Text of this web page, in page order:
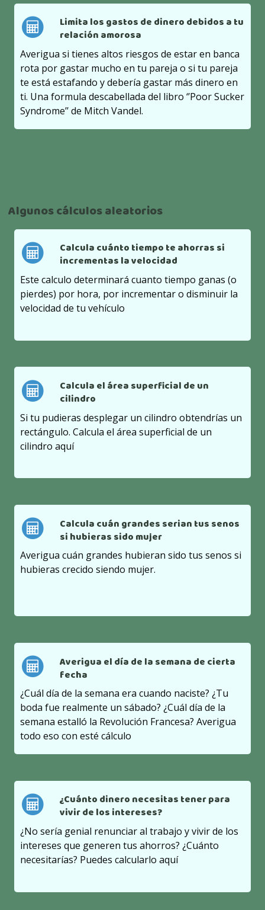
Limita los gastos de dinero debidos a tu
relación amorosa
Averigua si tienes altos riesgos de estar en banca
rota por gastar mucho en tu pareja o si tu pareja
te está estafando y debería gastar más dinero en
ti. Una formula descabellada del libro ‘’Poor Sucker
Syndrome’’ de Mitch Vandel.
Algunos cálculos aleatorios
Calcula cuánto tiempo te ahorras si
incrementas la velocidad
Este calculo determinará cuanto tiempo ganas (o
pierdes) por hora, por incrementar o disminuir la
velocidad de tu vehículo
Calcula el área superficial de un
cilindro
Si tu pudieras desplegar un cilindro obtendrías un
rectángulo. Calcula el área superficial de un
cilindro aquí
Calcula cuán grandes serian tus senos
si hubieras sido mujer
Averigua cuán grandes hubieran sido tus senos si
hubieras crecido siendo mujer.
Averigua el día de la semana de cierta
fecha
¿Cuál día de la semana era cuando naciste? ¿Tu
boda fue realmente un sábado? ¿Cuál día de la
semana estalló la Revolución Francesa? Averigua
todo eso con esté cálculo
¿Cuánto dinero necesitas tener para
vivir de los intereses?
¿No sería genial renunciar al trabajo y vivir de los
intereses que generen tus ahorros? ¿Cuánto
necesitarías? Puedes calcularlo aquí